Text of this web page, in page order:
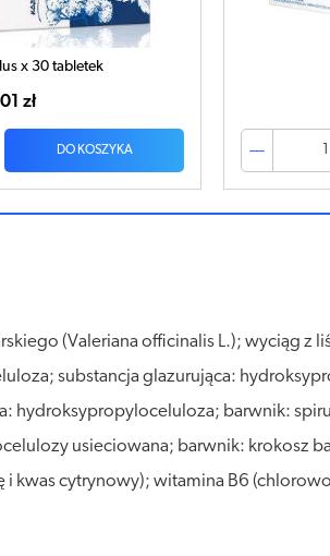
x 30 tabletek
zł
DO KOSZYKA
(Valeriana officinalis L.); wyciąg z
substancja glazurująca:
hydroksypropyloceluloza; barwnik:
usieciowana; barwnik: krokosz
kwas cytrynowy); witamina B6